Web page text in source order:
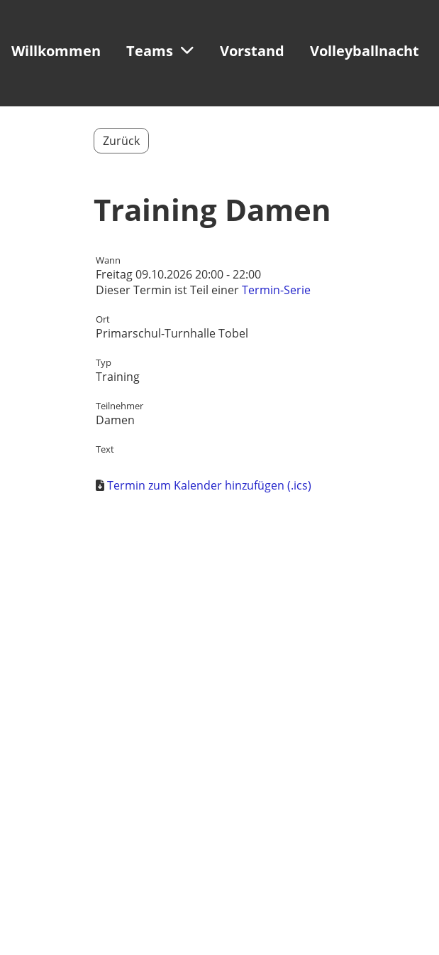
Willkommen Teams Vorstand Volleyballnacht
Zurück
Training Damen
Wann
Freitag 09.10.2026 20:00 - 22:00
Dieser Termin ist Teil einerTermin-Serie
Ort
Primarschul-Turnhalle Tobel
Typ
Training
Teilnehmer
Damen
Text
Termin zum Kalender hinzufügen (.ics)